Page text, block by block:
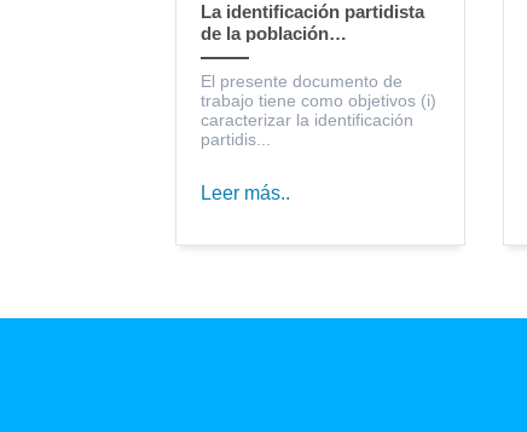
La identificación partidista
de la población
salvadoreña: Análisis
mediante un Panel Electoral
El presente documento de
trabajo tiene como objetivos (i)
caracterizar la identificación
partidis...
Leer más..